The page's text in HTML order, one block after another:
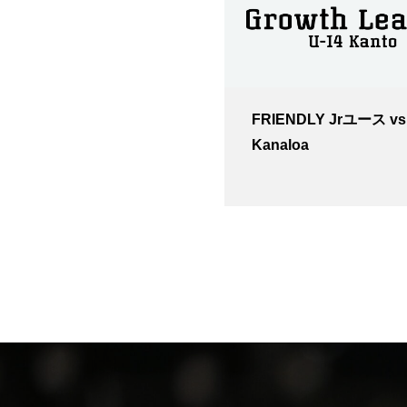
FRIENDLY Jrユース
Kanaloa